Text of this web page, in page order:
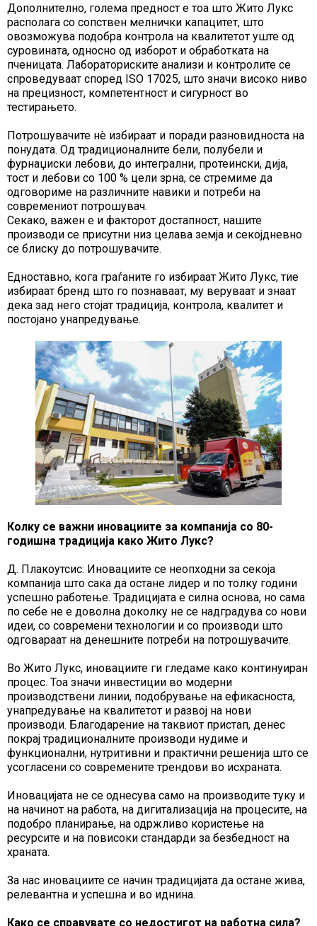
Дополнително, голема предност е тоа што Жито Лукс
располага со сопствен мелнички капацитет, што
овозможува подобра контрола на квалитетот уште од
суровината, односно од изборот и обработката на
пченицата. Лабораториските анализи и контролите се
спроведуваат според ISO 17025, што значи високо ниво
на прецизност, компетентност и сигурност во
тестирањето.
Потрошувачите нè избираат и поради разновидноста на
понудата. Од традиционалните бели, полубели и
фурнаџиски лебови, до интегрални, протеински, дија,
тост и лебови со 100 % цели зрна, се стремиме да
одговориме на различните навики и потреби на
современиот потрошувач.
Секако, важен е и факторот достапност, нашите
производи се присутни низ целава земја и секојдневно
се блиску до потрошувачите.
Едноставно, кога граѓаните го избираат Жито Лукс, тие
избираат бренд што го познаваат, му веруваат и знаат
дека зад него стојат традиција, контрола, квалитет и
постојано унапредување.
Колку се важни иновациите за компанија со 80-
годишна традиција како Жито Лукс?
Д. Плакоутсис: Иновациите се неопходни за секоја
компанија што сака да остане лидер и по толку години
успешно работење. Традицијата е силна основа, но сама
по себе не е доволна доколку не се надградува со нови
идеи, со современи технологии и со производи што
одговараат на денешните потреби на потрошувачите.
Во Жито Лукс, иновациите ги гледаме како континуиран
процес. Тоа значи инвестиции во модерни
производствени линии, подобрување на ефикасноста,
унапредување на квалитетот и развој на нови
производи. Благодарение на таквиот пристап, денес
покрај традиционалните производи нудиме и
функционални, нутритивни и практични решенија што се
усогласени со современите трендови во исхраната.
Иновацијата не се однесува само на производите туку и
на начинот на работа, на дигитализација на процесите, на
подобро планирање, на одржливо користење на
ресурсите и на повисоки стандарди за безбедност на
храната.
За нас иновациите се начин традицијата да остане жива,
релевантна и успешна и во иднина.
Како се справувате со недостигот на работна сила?